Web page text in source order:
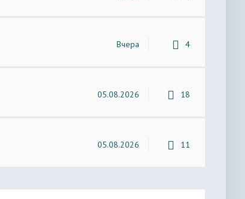
Вчера 4
05.08.2026 18
05.08.2026 11